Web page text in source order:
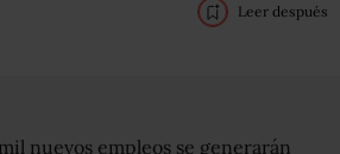
Leer después
nuevos empleos se generarán